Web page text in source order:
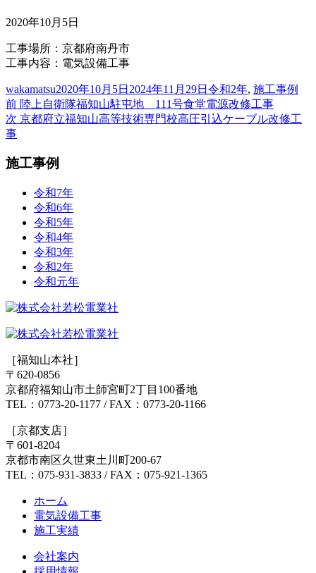
2020年10月5日
工事場所：京都府南丹市
工事内容：電気設備工事
投
稿
者
wakamatsu投
稿
日:
2020年10月5日 2024年11月29日 カ
テ
ゴ
令和2年, 施工事例
投
稿
ナ
ビ
前 前
の
陸上自衛隊福知山駐屯地 111号食堂電源改修工事
次 次
稿:
京都府立福知山高等技術専門校高圧引込ケーブル改修工
事
施工事例
令和7年
令和6年
令和5年
令和4年
令和3年
令和2年
令和元年
［福知山本社］
〒620-0856
京都府福知山市土師宮町2丁目100番地
TEL：0773-20-1177 / FAX：0773-20-1166
［京都支店］
〒601-8204
京都市南区久世東土川町200-67
TEL：075-931-3833 / FAX：075-921-1365
ホーム
電気設備工事
施工実績
会社案内